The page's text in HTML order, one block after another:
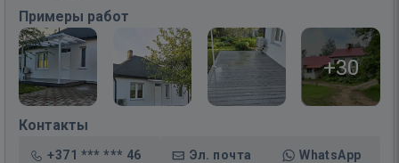
Примеры работ
+30
Контакты
+371 *** *** 46 Эл. почта WhatsApp